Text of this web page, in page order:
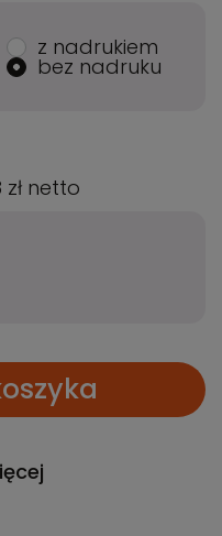
z nadrukiem
bez nadruku
netto